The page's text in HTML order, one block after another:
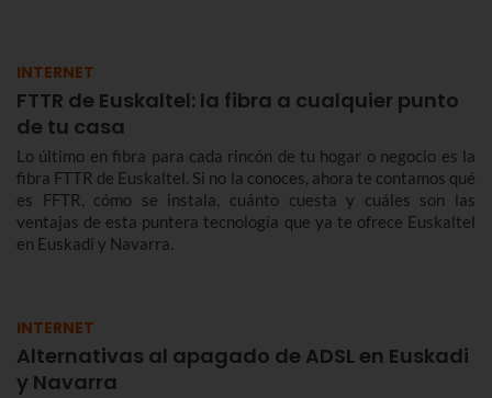
INTERNET
FTTR de Euskaltel: la fibra a cualquier punto
de tu casa
Lo último en fibra para cada rincón de tu hogar o negocio es la
fibra FTTR de Euskaltel. Si no la conoces, ahora te contamos qué
es FFTR, cómo se instala, cuánto cuesta y cuáles son las
ventajas de esta puntera tecnología que ya te ofrece Euskaltel
en Euskadi y Navarra.
INTERNET
Alternativas al apagado de ADSL en Euskadi
y Navarra